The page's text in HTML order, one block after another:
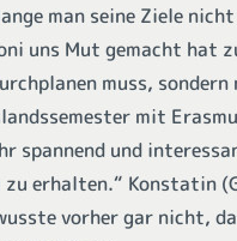
man seine Ziele
uns Mut gemacht hat
muss,
mit
spannend und
erhalten.“ Konstatin
vorher gar nicht,